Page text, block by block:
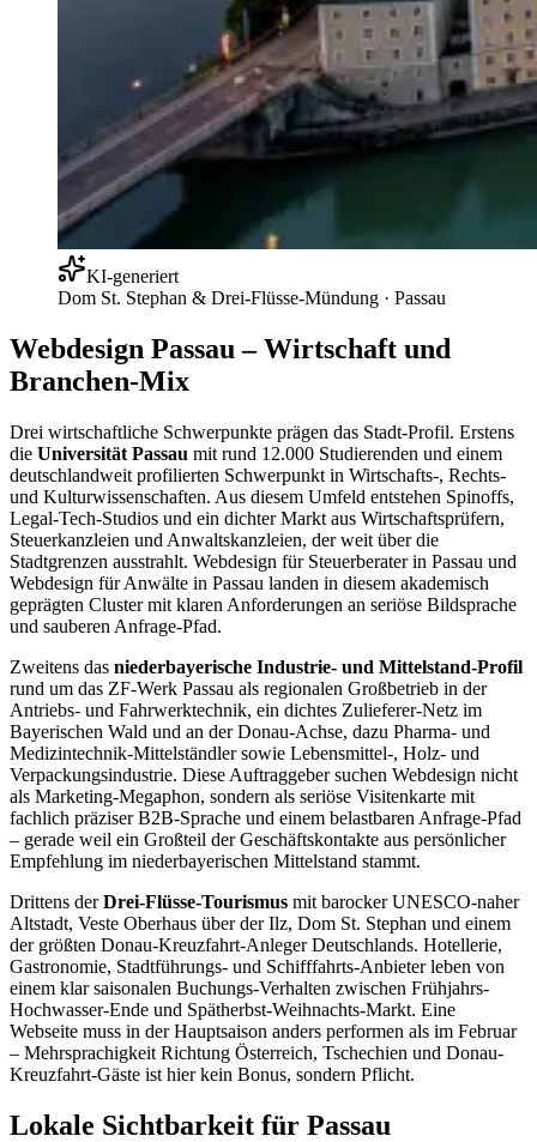
KI-generiert
Dom St. Stephan & Drei-Flüsse-Mündung · Passau
Webdesign Passau – Wirtschaft und
Branchen-Mix
Drei wirtschaftliche Schwerpunkte prägen das Stadt-Profil. Erstens
die Universität Passau mit rund 12.000 Studierenden und einem
deutschlandweit profilierten Schwerpunkt in Wirtschafts-, Rechts-
und Kulturwissenschaften. Aus diesem Umfeld entstehen Spinoffs,
Legal-Tech-Studios und ein dichter Markt aus Wirtschaftsprüfern,
Steuerkanzleien und Anwaltskanzleien, der weit über die
Stadtgrenzen ausstrahlt. Webdesign für Steuerberater in Passau und
Webdesign für Anwälte in Passau landen in diesem akademisch
geprägten Cluster mit klaren Anforderungen an seriöse Bildsprache
und sauberen Anfrage-Pfad.
Zweitens das niederbayerische Industrie- und Mittelstand-Profil
rund um das ZF-Werk Passau als regionalen Großbetrieb in der
Antriebs- und Fahrwerktechnik, ein dichtes Zulieferer-Netz im
Bayerischen Wald und an der Donau-Achse, dazu Pharma- und
Medizintechnik-Mittelständler sowie Lebensmittel-, Holz- und
Verpackungsindustrie. Diese Auftraggeber suchen Webdesign nicht
als Marketing-Megaphon, sondern als seriöse Visitenkarte mit
fachlich präziser B2B-Sprache und einem belastbaren Anfrage-Pfad
– gerade weil ein Großteil der Geschäftskontakte aus persönlicher
Empfehlung im niederbayerischen Mittelstand stammt.
Drittens derDrei-Flüsse-Tourismus mit barocker UNESCO-naher
Altstadt, Veste Oberhaus über der Ilz, Dom St. Stephan und einem
der größten Donau-Kreuzfahrt-Anleger Deutschlands. Hotellerie,
Gastronomie, Stadtführungs- und Schifffahrts-Anbieter leben von
einem klar saisonalen Buchungs-Verhalten zwischen Frühjahrs-
Hochwasser-Ende und Spätherbst-Weihnachts-Markt. Eine
Webseite muss in der Hauptsaison anders performen als im Februar
– Mehrsprachigkeit Richtung Österreich, Tschechien und Donau-
Kreuzfahrt-Gäste ist hier kein Bonus, sondern Pflicht.
Lokale Sichtbarkeit für Passau